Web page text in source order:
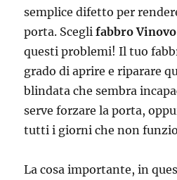
semplice difetto per
porta. Sceglifabbro Vinovo
questi problemi! Il tuo
grado di aprire e riparare
blindata che sembra
serve forzare la porta,
tutti i giorni che non
La cosa importante, in